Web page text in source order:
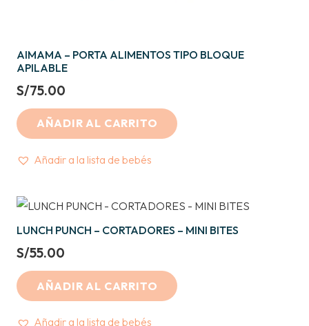
AIMAMA – PORTA ALIMENTOS TIPO BLOQUE
APILABLE
S/75.00
AÑADIR AL CARRITO
Añadir a la lista de bebés
LUNCH PUNCH – CORTADORES – MINI BITES
S/55.00
AÑADIR AL CARRITO
Añadir a la lista de bebés